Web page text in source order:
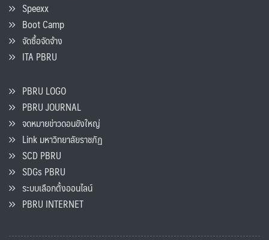
Speexx
Boot Camp
จัดซื้อจัดจ้าง
ITA PBRU
PBRU LOGO
PBRU JOURNAL
จดหมายข่าวดอนขังใหญ่
Link มหาวิทยาลัยราชภัฏ
SCD PBRU
SDGs PBRU
ระบบเลือกตั้งออนไลน์
PBRU INTERNET